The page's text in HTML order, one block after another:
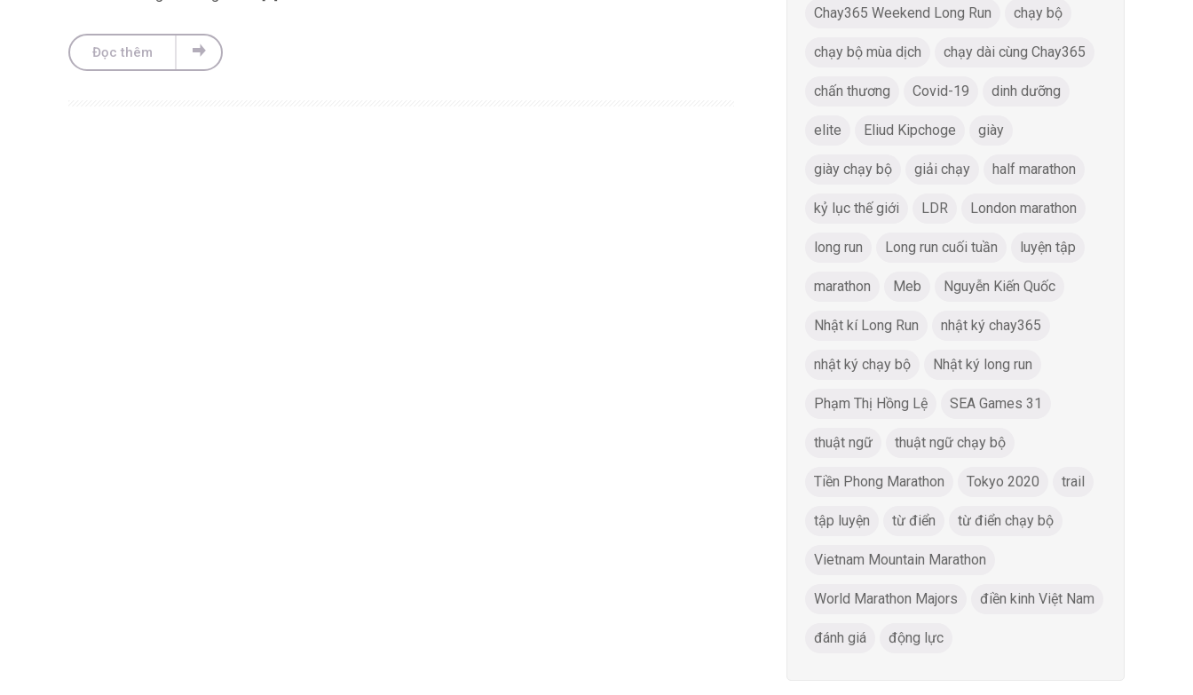
Đọc thêm
Chay365 Weekend Long Run chạy bộ
chạy bộ mùa dịch chạy dài cùng Chay365
chấn thương Covid-19 dinh dưỡng
elite Eliud Kipchoge giày
giày chạy bộ giải chạy half marathon
kỷ lục thế giới LDR London marathon
long run Long run cuối tuần luyện tập
marathon Meb Nguyễn Kiến Quốc
Nhật kí Long Run nhật ký chay365
nhật ký chạy bộ Nhật ký long run
Phạm Thị Hồng Lệ SEA Games 31
thuật ngữ thuật ngữ chạy bộ
Tiền Phong Marathon Tokyo 2020 trail
tập luyện từ điển từ điển chạy bộ
Vietnam Mountain Marathon
World Marathon Majors điền kinh Việt Nam
đánh giá động lực